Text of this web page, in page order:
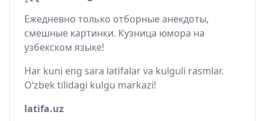
Ежедневно только отборные анекдоты,
смешные картинки. Кузница юмора на
узбекском языке!
Har kuni eng sara latifalar va kulguli rasmlar.
O‘zbek tilidagi kulgu markazi!
latifa.uz